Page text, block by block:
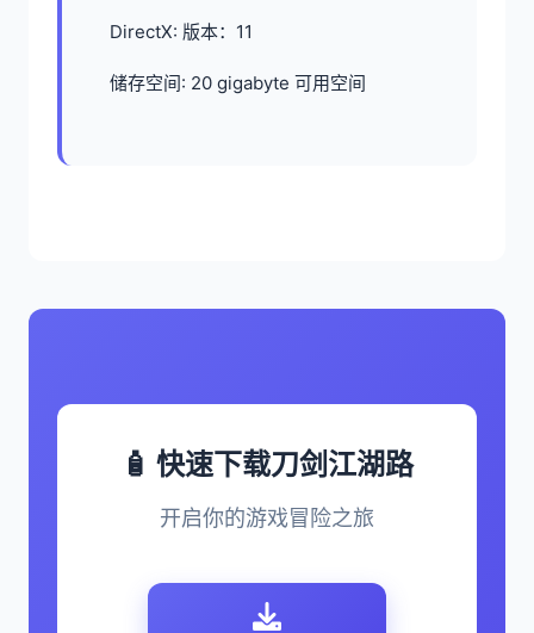
DirectX: 版本：11
储存空间: 20 gigabyte 可用空间
🧴 快速下载刀剑江湖路
开启你的游戏冒险之旅